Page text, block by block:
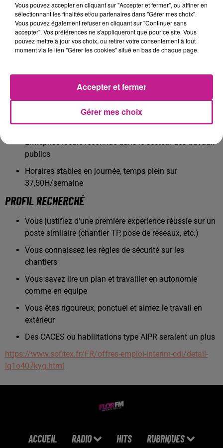
remise en état de la voirie
le nettoyage et rangement des chantiers
Les avantages :
Rémunération attractive avec primes de panier et
indemnités de déplacement
Entreprise locale reconnue dans le secteur des travaux
publics
Horaires stables en journée, temps plein sur
37,50H/semaine
PROFIL RECHERCHÉ
Vous justifiez d'une première expérience réussie sur un
poste similaire (chantier TP, pose de réseaux, etc.)
Vous connaissez les règles de sécurité sur les
chantiers
Vous savez lire un plan et travailler en autonomie
comme en équipe
Vous êtes rigoureux, ponctuel et aimez le travail en
extérieur
Des CACES ou habilitations type AIPR seraient un plus
https://www.sofitex.fr/FR/offres-emploi-interim-cdi/detail-
lq1o407kyg.html
ACCUEIL RADIO HITS RUBRIQUES
Vous pouvez accepter en cliquant sur "Accepter et fermer", ou affiner en
sélectionnant les finalités et/ou partenaires dans "Gérer mes choix".
Vous pouvez également refuser en cliquant sur "Continuer sans
accepter". Vos préférences ne s'appliqueront que pour ce site. Vous
pouvez mettre à jour vos choix, ou retirer votre consentement à tout
moment via le lien "Gérer les cookies" situé en bas de chaque page.
Gérer mes choix
Accepter et fermer